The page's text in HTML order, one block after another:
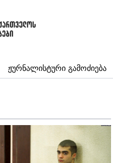
Ჟურნალისტური Გამოძიება